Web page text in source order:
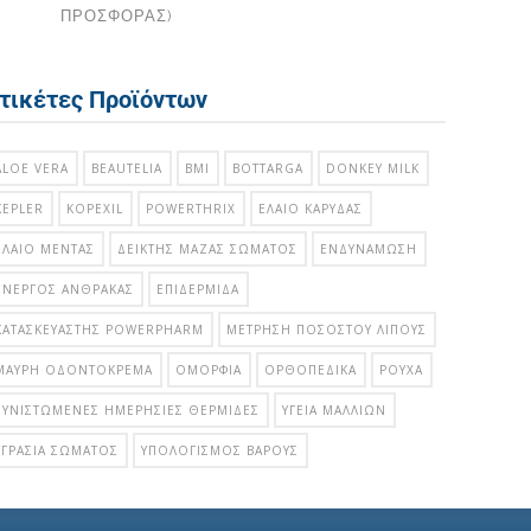
ΠΡΟΣΦΟΡΑΣ)
Προϊόντων
VERA BEAUTELIA BMI BOTTARGA DONKEY MILK
KOPEXIL POWERTHRIX ΈΛΑΙΟ ΚΑΡΎΔΑΣ
ΜΈΝΤΑΣ ΔΕΊΚΤΗΣ ΜΆΖΑΣ ΣΏΜΑΤΟΣ ΕΝΔΥΝΆΜΩΣΗ
ΆΝΘΡΑΚΑΣ ΕΠΙΔΕΡΜΊΔΑ
POWERPHARM ΜΈΤΡΗΣΗ ΠΟΣΟΣΤΟΎ ΛΊΠΟΥΣ
ΟΔΟΝΤΌΚΡΕΜΑ ΟΜΟΡΦΙΆ ΟΡΘΟΠΕΔΙΚΆ ΡΟΎΧΑ
ΗΜΕΡΉΣΙΕΣ ΘΕΡΜΊΔΕΣ ΥΓΕΊΑ ΜΑΛΛΙΏΝ
ΣΏΜΑΤΟΣ ΥΠΟΛΟΓΙΣΜΌΣ ΒΆΡΟΥΣ